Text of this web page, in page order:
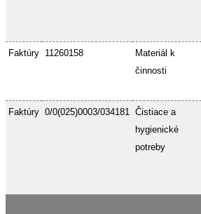
Faktúry 11260158
Materiál k
činnosti
Faktúry 0/0(025)0003/034181 Čistiace a
hygienické
potreby